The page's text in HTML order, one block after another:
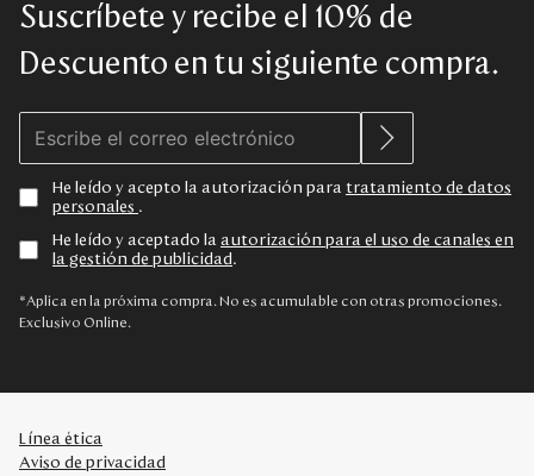
Suscríbete y recibe el 10% de
Descuento en tu siguiente compra.
He leído y acepto la autorización para tratamiento de datos
personales .
He leído y aceptado la autorización para el uso de canales en
la gestión de publicidad .
*Aplica en la próxima compra. No es acumulable con otras promociones.
Exclusivo Online.
Línea ética
Aviso de privacidad